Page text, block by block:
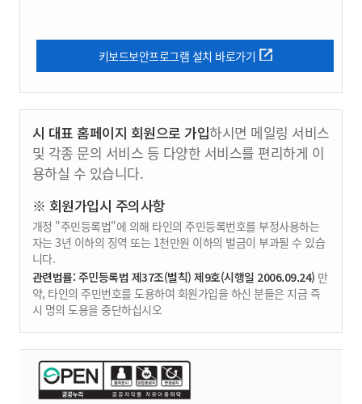
키보드보안프로그램 설치 바로가기
시 대표 홈페이지 회원으로 가입하시면 메일링 서비스
및 각종 문의 서비스 등 다양한 서비스를 편리하게 이
용하실 수 있습니다.
※ 회원가입시 주의사항
개정 "주민등록법"에 의해 타인의 주민등록번호를 부정사용하는
자는 3년 이하의 징역 또는 1천만원 이하의 벌금이 부과될 수 있습
니다.
관련법률: 주민등록법 제37조(벌칙) 제9호(시행일 2006.09.24) 만
약, 타인의 주민번호를 도용하여 회원가입을 하신 분들은 지금 즉
시 명의 도용을 중단하십시오